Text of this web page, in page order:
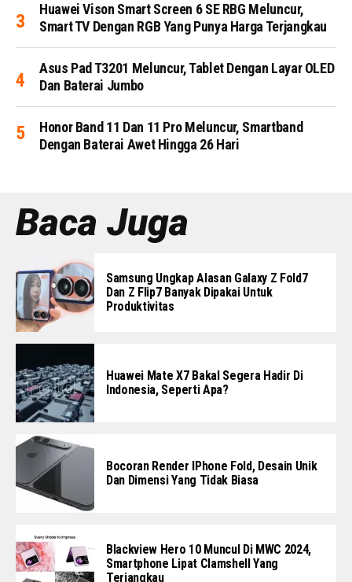
Huawei Vison Smart Screen 6 SE RBG Meluncur,
Smart TV Dengan RGB Yang Punya Harga Terjangkau
Asus Pad T3201 Meluncur, Tablet Dengan Layar OLED
Dan Baterai Jumbo
Honor Band 11 Dan 11 Pro Meluncur, Smartband
Dengan Baterai Awet Hingga 26 Hari
Baca Juga
Samsung Ungkap Alasan Galaxy Z Fold7
Dan Z Flip7 Banyak Dipakai Untuk
Produktivitas
Huawei Mate X7 Bakal Segera Hadir Di
Indonesia, Seperti Apa?
Bocoran Render IPhone Fold, Desain Unik
Dan Dimensi Yang Tidak Biasa
Blackview Hero 10 Muncul Di MWC 2024,
Smartphone Lipat Clamshell Yang
Terjangkau